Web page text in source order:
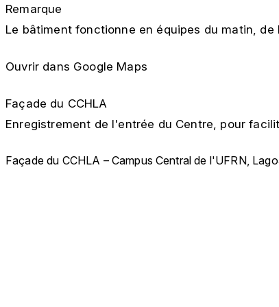
Remarque
Le bâtiment fonctionne en équipes du matin,
Ouvrir dans Google Maps
Façade du CCHLA
Enregistrement de l'entrée du Centre, pour
Façade du CCHLA – Campus Central de l'UFRN,